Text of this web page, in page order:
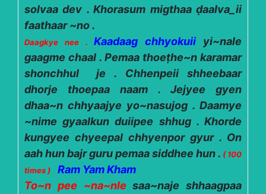
solvaa dev . Khorasum migthaa ḍaalva_ii
faathaar ~no .
Daagkye nee .Kaadaag chhyokuii yi~nale
gaagme chaal . Pemaa thoeṭhe~n karamar
shonchhul je . Chhenpeii shheebaar
dhorje thoepaa naam . Jejyee gyen
dhaa~n chhyaajye yo~nasujog . Daamye
~nime gyaalkun duiipee shhug . Khorde
kungyee chyeepal chhyenpor gyur . On
aah hun bajr guru pemaa siddhee hun . ( 100
times )
Ram Yam Kham
To~n pee ~na~nle saa~naje shhaagpaa